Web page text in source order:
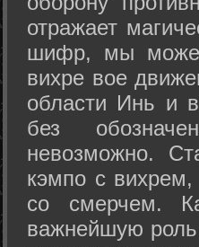
отражает
шифр, мы
вихре вое
области Инь и
без
невозможно.
кэмпо с
со смерчем.
важнейшую роль